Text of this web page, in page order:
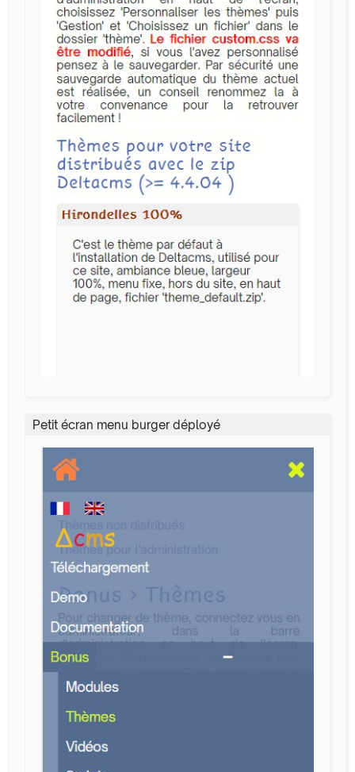
Petit écran menu burger déployé